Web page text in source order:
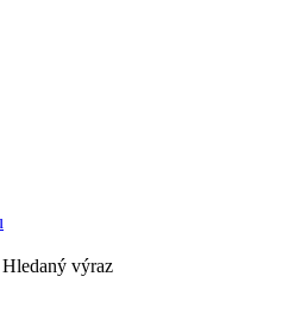
Hledaný výraz